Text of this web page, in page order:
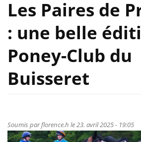
Les Paires de
: une belle
Poney-Club du
Buisseret
Soumis parflorence.h le 23. avril 2025 - 19:05